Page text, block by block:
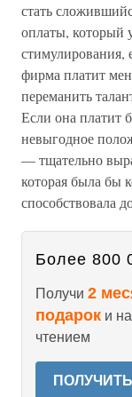
стать
оплаты, который
стимулирования,
фирма платит
переманить
Если она платит
невыгодное
— тщательно
которая была бы
способствовала
Более 800
Получи 2
подарок и
чтением